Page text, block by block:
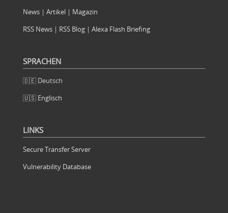
News| Artikel| Magazin
RSS News| RSS Blog| Alexa Flash Briefing
SPRACHEN
🇩🇪 Deutsch
🇺🇸 Englisch
LINKS
Secure Transfer Server
Vulnerability Database